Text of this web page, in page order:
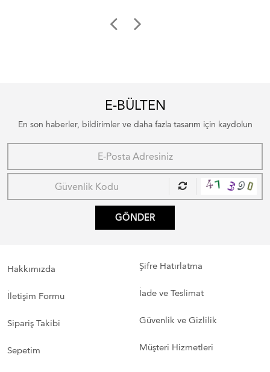
E-BÜLTEN
En son haberler, bildirimler ve daha fazla tasarım için kaydolun
GÖNDER
Hakkımızda
İletişim Formu
Sipariş Takibi
Sepetim
Şifre Hatırlatma
İade ve Teslimat
Güvenlik ve Gizlilik
Müşteri Hizmetleri